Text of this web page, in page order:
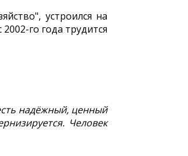
устроился на
го года трудится
надёжный, ценный
Человек